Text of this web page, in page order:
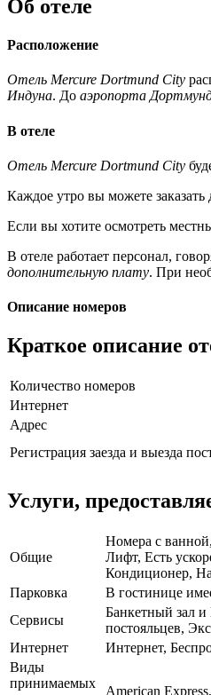
Об отеле
Расположение
Отель Mercure Dortmund City
Индуна. До аэропорта
В отеле
Отель Mercure Dortmund City
Каждое утро вы можете заказать
Если вы хотите осмотреть
В отеле работает персонал,
дополнительную плату. При
Описание номеров
Краткое описание
Количество номеров
Интернет
Адрес
Регистрация заезда и выезда
Услуги,
Общие
Номера с
Лифт, Есть
Кондиционер, На
Парковка
В гостинице
Сервисы
Банкетный зал
постояльцев,
Интернет
Интернет,
Виды
принимаемых
American